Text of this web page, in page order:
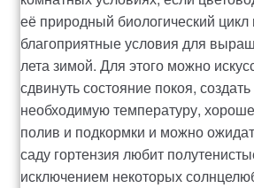
её природный биологический цикл
благоприятные условия для
лета зимой. Для этого можно
сдвинуть состояние покоя,
необходимую температуру,
полив и подкормки и можно
саду гортензия любит
исключением некоторых